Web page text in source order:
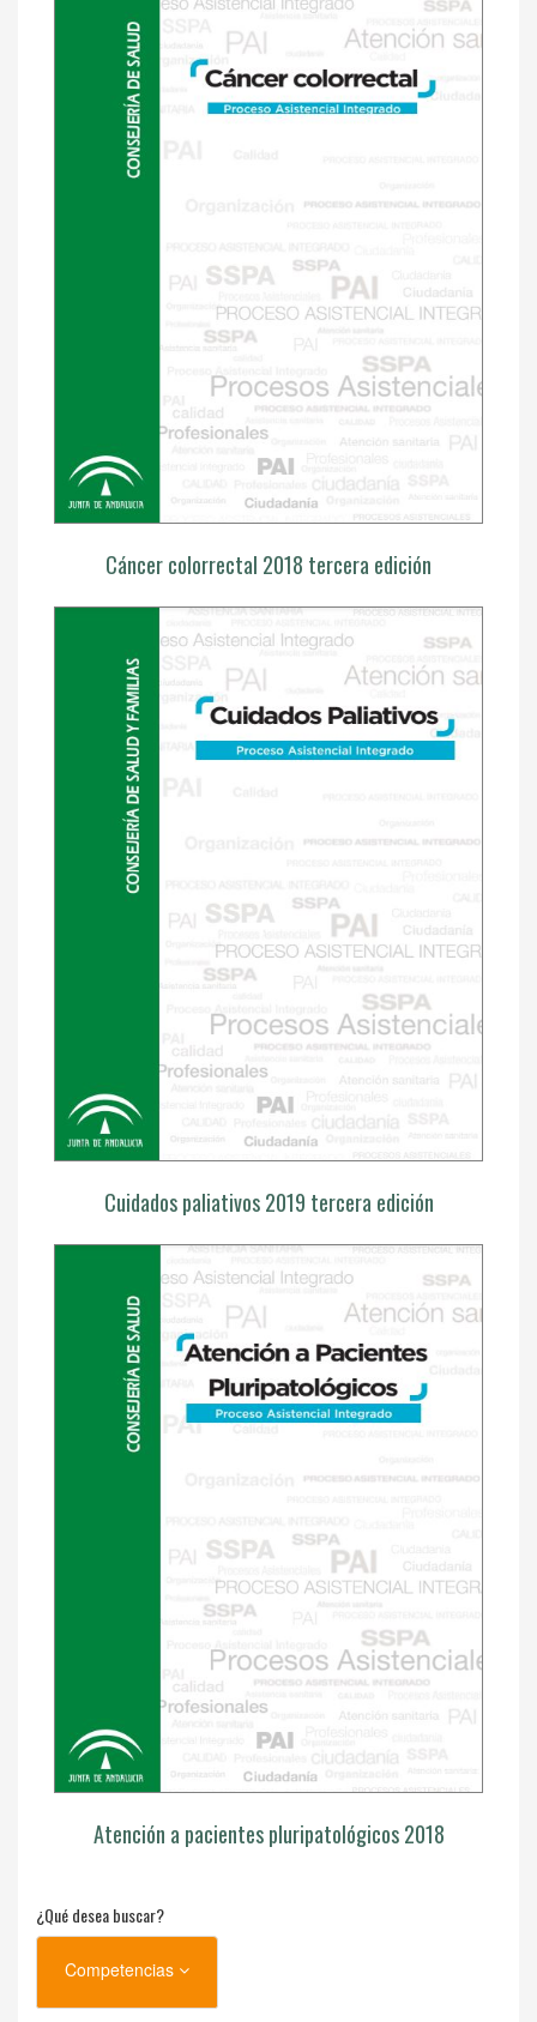
Cáncer colorrectal 2018 tercera edición
Cuidados paliativos 2019 tercera edición
Atención a pacientes pluripatológicos 2018
¿Qué desea buscar?
Competencias